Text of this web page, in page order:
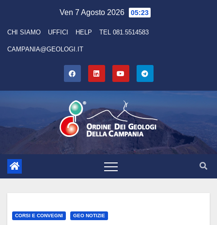
Ven 7 Agosto 2026 05:23
CHI SIAMO UFFICI HELP TEL 081.5514583
CAMPANIA@GEOLOGI.IT
CORSI E CONVEGNI GEO NOTIZIE